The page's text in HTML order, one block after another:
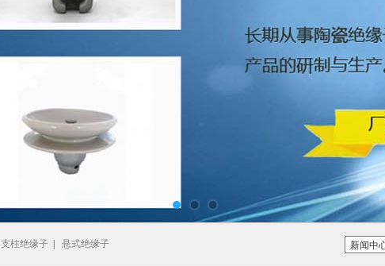
支柱绝缘子 悬式绝缘子